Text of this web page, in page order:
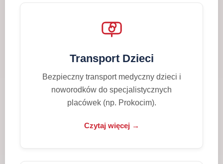
Transport Dzieci
Bezpieczny transport medyczny dzieci i
noworodków do specjalistycznych
placówek (np. Prokocim).
Czytaj więcej →